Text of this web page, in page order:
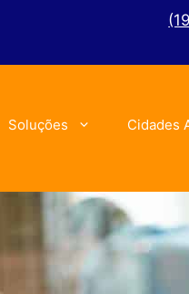
Soluções Cidades